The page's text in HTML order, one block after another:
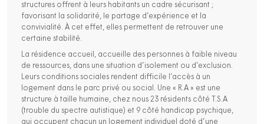
structures offrent à leurs habitants un cadre sécurisant ;
favorisant la solidarité, le partage d’expérience et la
convivialité. À cet effet, elles permettent de retrouver une
certaine stabilité.
La résidence accueil, accueille des personnes à faible niveau
de ressources, dans une situation d’isolement ou d’exclusion.
Leurs conditions sociales rendent difficile l’accès à un
logement dans le parc privé ou social. Une « R.A » est une
structure à taille humaine, chez nous 23 résidents côté T.S.A
(trouble du spectre autistique) et 9 côté handicap psychique,
qui occupent chacun un logement individuel doté d’une